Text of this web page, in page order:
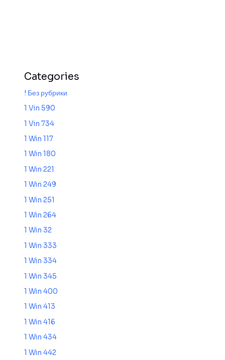
Categories
! Без рубрики
1 Vin 590
1 Vin 734
1 Win 117
1 Win 180
1 Win 221
1 Win 249
1 Win 251
1 Win 264
1 Win 32
1 Win 333
1 Win 334
1 Win 345
1 Win 400
1 Win 413
1 Win 416
1 Win 434
1 Win 442